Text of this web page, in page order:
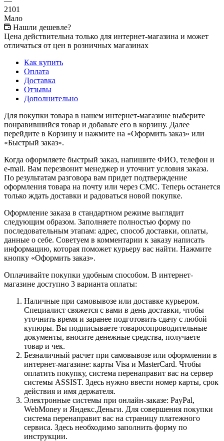
2101
Мало
Нашли дешевле?
Цена действительна только для интернет-магазина и может
отличаться от цен в розничных магазинах
Как купить
Оплата
Доставка
Отзывы
Дополнительно
Для покупки товара в нашем интернет-магазине выберите
понравившийся товар и добавьте его в корзину. Далее
перейдите в Корзину и нажмите на «Оформить заказ» или
«Быстрый заказ».
Когда оформляете быстрый заказ, напишите ФИО, телефон и
e-mail. Вам перезвонит менеджер и уточнит условия заказа.
По результатам разговора вам придет подтверждение
оформления товара на почту или через СМС. Теперь останется
только ждать доставки и радоваться новой покупке.
Оформление заказа в стандартном режиме выглядит
следующим образом. Заполняете полностью форму по
последовательным этапам: адрес, способ доставки, оплаты,
данные о себе. Советуем в комментарии к заказу написать
информацию, которая поможет курьеру вас найти. Нажмите
кнопку «Оформить заказ».
Оплачивайте покупки удобным способом. В интернет-
магазине доступно 3 варианта оплаты:
Наличные при самовывозе или доставке курьером.
Специалист свяжется с вами в день доставки, чтобы
уточнить время и заранее подготовить сдачу с любой
купюры. Вы подписываете товаросопроводительные
документы, вносите денежные средства, получаете
товар и чек.
Безналичный расчет при самовывозе или оформлении в
интернет-магазине: карты Visa и MasterCard. Чтобы
оплатить покупку, система перенаправит вас на сервер
системы ASSIST. Здесь нужно ввести номер карты, срок
действия и имя держателя.
Электронные системы при онлайн-заказе: PayPal,
WebMoney и Яндекс.Деньги. Для совершения покупки
система перенаправит вас на страницу платежного
сервиса. Здесь необходимо заполнить форму по
инструкции.